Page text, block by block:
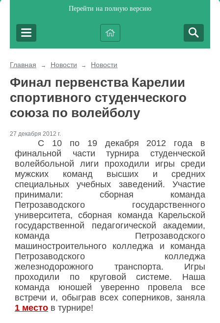
Перейти на полную версию
Главная → Новости → Новости
Финал первенства Карелии
спортивного студенческого
союза по волейболу
27 декабря 2012 г.
С 10 по 19 декабря 2012 года в
финальной части турнира студенческой
волейбольной лиги проходили игры среди
мужских команд высших и средних
специальных учебных заведений. Участие
принимали: сборная команда
Петрозаводского государственного
университета, сборная команда Карельской
государственной педагогической академии,
команда Петрозаводского
машиностроительного колледжа и команда
Петрозаводского колледжа
железнодорожного транспорта. Игры
проходили по круговой системе. Наша
команда юношей уверенно провела все
встречи и, обыграв всех соперников, заняла
1 место в турнире!